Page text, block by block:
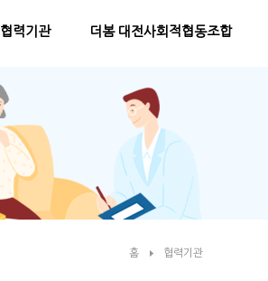
협력기관 더봄 대전사회적협동조합
홈 협력기관